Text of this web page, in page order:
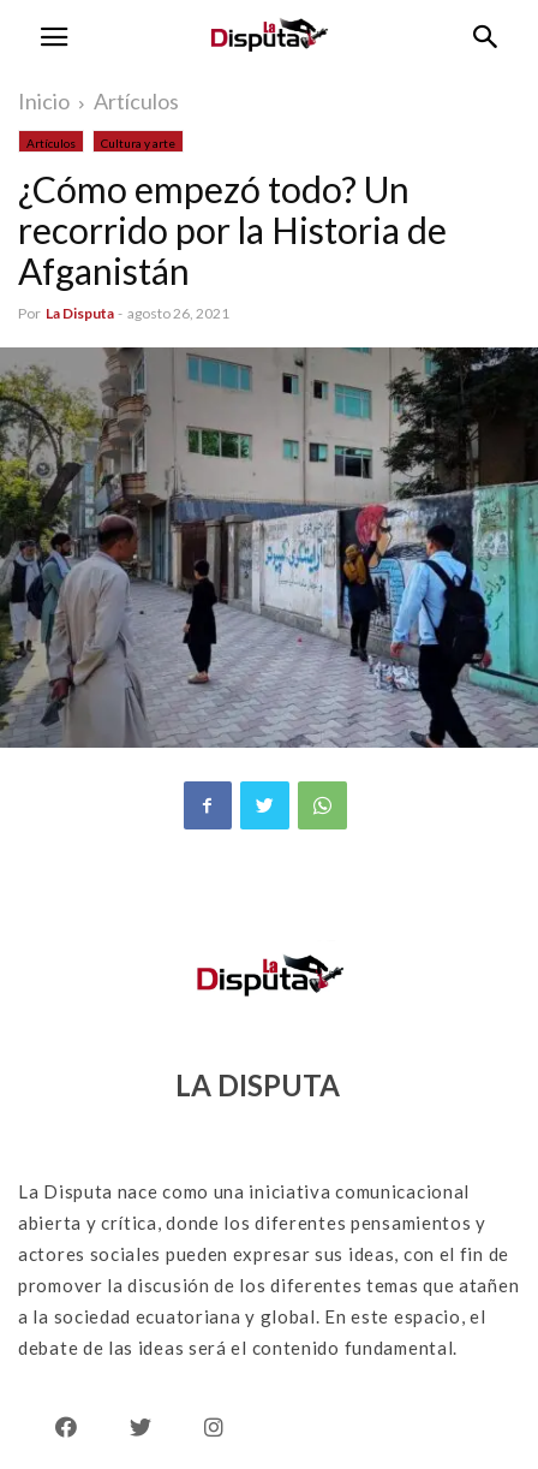
Inicio Artículos
Artículos Cultura y arte
¿Cómo empezó todo? Un
recorrido por la Historia de
Afganistán
Por La Disputa - agosto 26, 2021
LA DISPUTA
La Disputa nace como una iniciativa comunicacional
abierta y crítica, donde los diferentes pensamientos y
actores sociales pueden expresar sus ideas, con el fin de
promover la discusión de los diferentes temas que atañen
a la sociedad ecuatoriana y global. En este espacio, el
debate de las ideas será el contenido fundamental.